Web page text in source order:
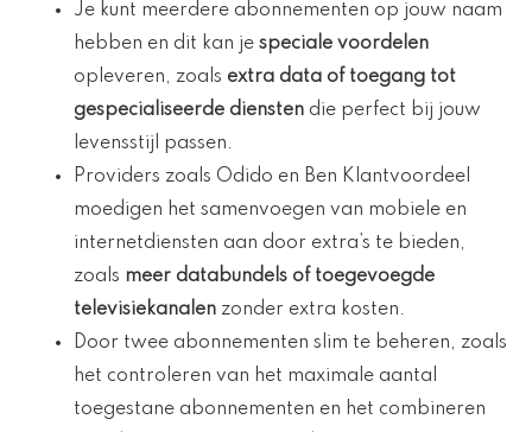
Je kunt meerdere abonnementen op jouw naam
hebben en dit kan je speciale voordelen
opleveren, zoals extra data of toegang tot
gespecialiseerde diensten die perfect bij jouw
levensstijl passen.
Providers zoals Odido en Ben Klantvoordeel
moedigen het samenvoegen van mobiele en
internetdiensten aan door extra’s te bieden,
zoals meer databundels of toegevoegde
televisiekanalen zonder extra kosten.
Door twee abonnementen slim te beheren, zoals
het controleren van het maximale aantal
toegestane abonnementen en het combineren